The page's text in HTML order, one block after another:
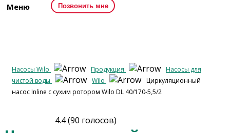
Позвонить мне
Меню
Насосы Wilo Продукция
Насосы для
чистой воды
Wilo
Циркуляционный
насос Inline с сухим ротором Wilo DL 40/170-5,5/2
4.4(90 голосов)